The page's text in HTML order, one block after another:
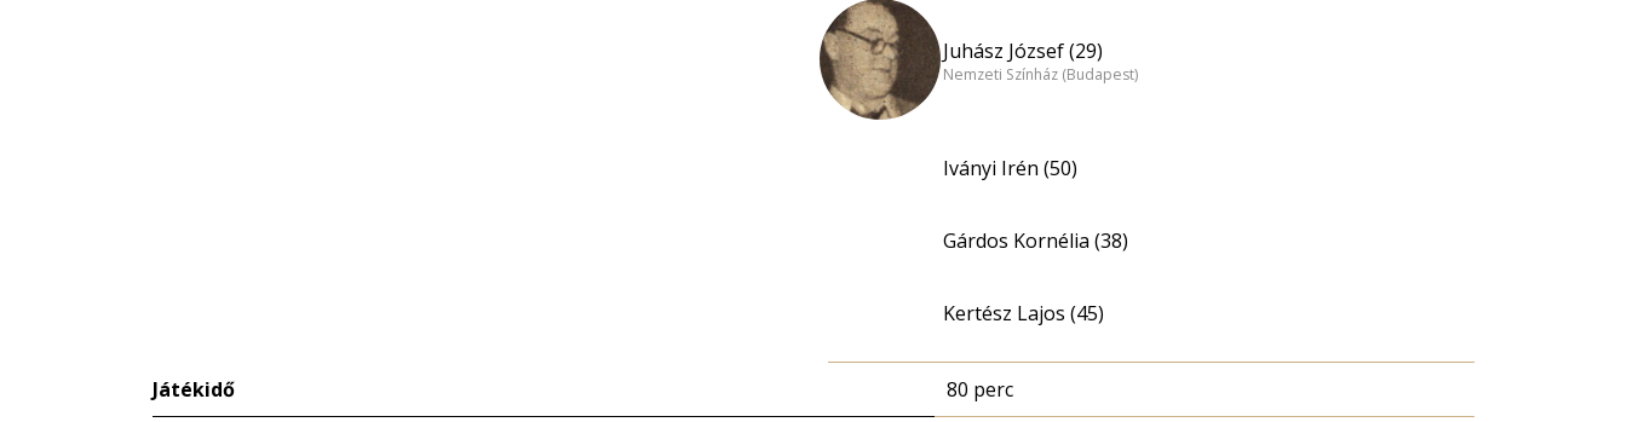
Juhász József (29)
Nemzeti Színház (Budapest)
Iványi Irén (50)
Gárdos Kornélia (38)
Kertész Lajos (45)
Játékidő 80 perc